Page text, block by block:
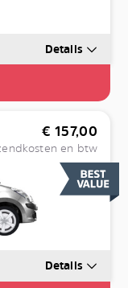
Details
€ 157,00
en btw
Details